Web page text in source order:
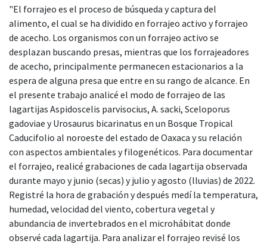
"El forrajeo es el proceso de búsqueda y captura del
alimento, el cual se ha dividido en forrajeo activo y forrajeo
de acecho. Los organismos con un forrajeo activo se
desplazan buscando presas, mientras que los forrajeadores
de acecho, principalmente permanecen estacionarios a la
espera de alguna presa que entre en su rango de alcance. En
el presente trabajo analicé el modo de forrajeo de las
lagartijas Aspidoscelis parvisocius, A. sacki, Sceloporus
gadoviae y Urosaurus bicarinatus en un Bosque Tropical
Caducifolio al noroeste del estado de Oaxaca y su relación
con aspectos ambientales y filogenéticos. Para documentar
el forrajeo, realicé grabaciones de cada lagartija observada
durante mayo y junio (secas) y julio y agosto (lluvias) de 2022.
Registré la hora de grabación y después medí la temperatura,
humedad, velocidad del viento, cobertura vegetal y
abundancia de invertebrados en el microhábitat donde
observé cada lagartija. Para analizar el forrajeo revisé los